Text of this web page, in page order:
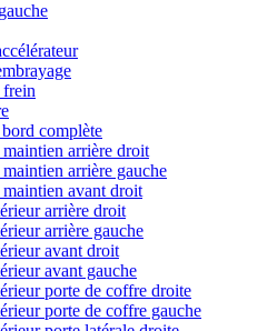
frein
complète
maintien arrière droit
arrière gauche
maintien avant droit
arrière droit
arrière gauche
avant droit
avant gauche
porte de coffre droite
porte de coffre gauche